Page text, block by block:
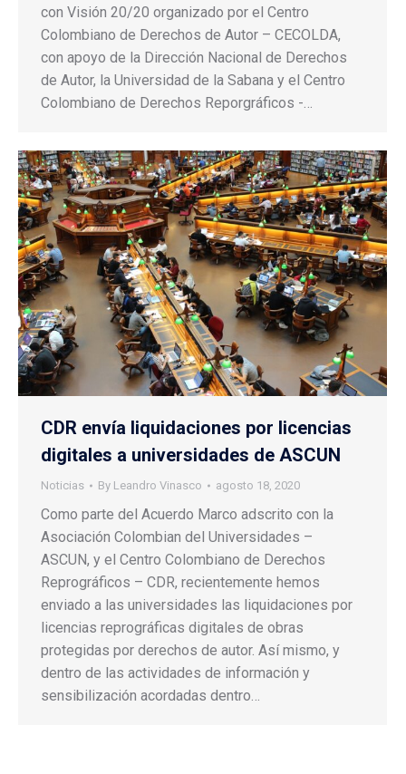
con Visión 20/20 organizado por el Centro
Colombiano de Derechos de Autor – CECOLDA,
con apoyo de la Dirección Nacional de Derechos
de Autor, la Universidad de la Sabana y el Centro
Colombiano de Derechos Reporgráficos -…
CDR envía liquidaciones por licencias
digitales a universidades de ASCUN
Noticias By Leandro Vinasco agosto 18, 2020
Como parte del Acuerdo Marco adscrito con la
Asociación Colombian del Universidades –
ASCUN, y el Centro Colombiano de Derechos
Reprográficos – CDR, recientemente hemos
enviado a las universidades las liquidaciones por
licencias reprográficas digitales de obras
protegidas por derechos de autor. Así mismo, y
dentro de las actividades de información y
sensibilización acordadas dentro…